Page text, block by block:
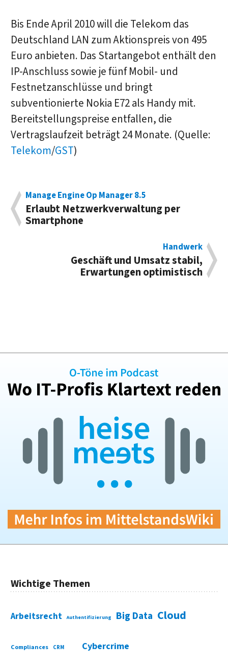
Bis Ende April 2010 will die Telekom das
Deutschland LAN zum Aktionspreis von 495
Euro anbieten. Das Startangebot enthält den
IP-Anschluss sowie je fünf Mobil- und
Festnetzanschlüsse und bringt
subventionierte Nokia E72 als Handy mit.
Bereitstellungspreise entfallen, die
Vertragslaufzeit beträgt 24 Monate. (Quelle:
Telekom/GST)
Manage Engine Op Manager 8.5
Erlaubt Netzwerkverwaltung per
Smartphone
Handwerk
Geschäft und Umsatz stabil,
Erwartungen optimistisch
Wichtige Themen
Arbeitsrecht Authentifizierung Big Data Cloud
Compliances CRM Cybercrime